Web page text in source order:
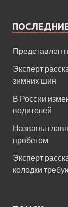
Представлен
Эксперт
зимних шин
В России
водителей
Названы
пробегом
Эксперт
колодки